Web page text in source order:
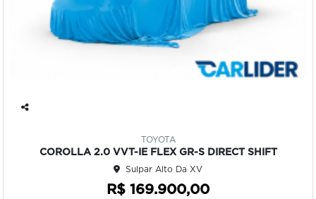
TOYOTA
COROLLA 2.0 VVT-IE FLEX GR-S DIRECT SHIFT
Sulpar Alto Da XV
R$ 169.900,00